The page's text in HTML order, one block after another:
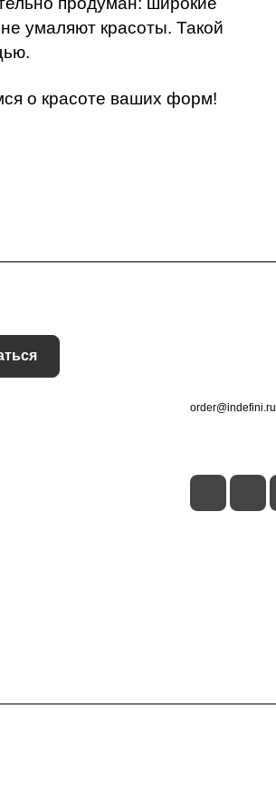
умаляют красоты. Такой
о красоте ваших форм!
order@indefini.ru